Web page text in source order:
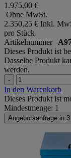
1.975,00 €
Ohne MwSt.
2.350,25 € Inkl.
pro Stück
Artikelnummer
Dieses Produkt ist
Dasselbe Produkt
werden.
-
In den Warenkorb
Dieses Produkt ist
Mindestmenge: 1
Angebotsanfrage in